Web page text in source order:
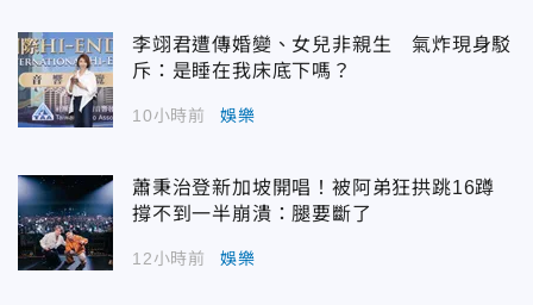
李翊君遭傳婚變、女兒非親生 氣炸現身駁
斥：是睡在我床底下嗎？
10小時前 娛樂
蕭秉治登新加坡開唱！被阿弟狂拱跳16蹲
撐不到一半崩潰：腿要斷了
12小時前 娛樂